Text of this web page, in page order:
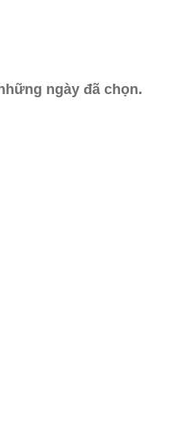
ngày đã chọn.